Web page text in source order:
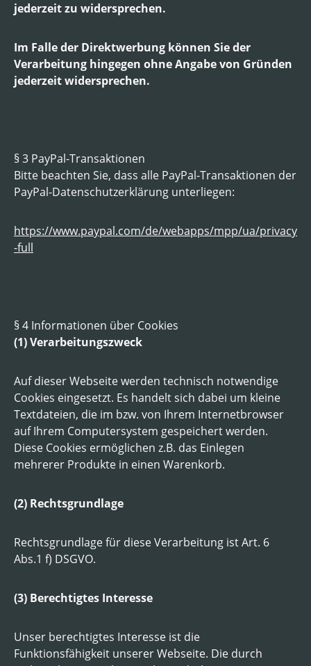
jederzeit zu widersprechen.
Im Falle der Direktwerbung können Sie der
Verarbeitung hingegen ohne Angabe von Gründen
jederzeit widersprechen.
§ 3 PayPal-Transaktionen
Bitte beachten Sie, dass alle PayPal-Transaktionen der
PayPal-Datenschutzerklärung unterliegen:
https://www.paypal.com/de/webapps/mpp/ua/privacy
-full
§ 4 Informationen über Cookies
(1) Verarbeitungszweck
Auf dieser Webseite werden technisch notwendige
Cookies eingesetzt. Es handelt sich dabei um kleine
Textdateien, die im bzw. von Ihrem Internetbrowser
auf Ihrem Computersystem gespeichert werden.
Diese Cookies ermöglichen z.B. das Einlegen
mehrerer Produkte in einen Warenkorb.
(2) Rechtsgrundlage
Rechtsgrundlage für diese Verarbeitung ist Art. 6
Abs.1 f) DSGVO.
(3) Berechtigtes Interesse
Unser berechtigtes Interesse ist die
Funktionsfähigkeit unserer Webseite. Die durch